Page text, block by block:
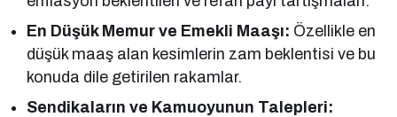
En Düşük Memur ve Emekli Maaşı: Özellikle en
düşük maaş alan kesimlerin zam beklentisi ve bu
konuda dile getirilen rakamlar.
Sendikaların ve Kamuoyunun Talepleri: